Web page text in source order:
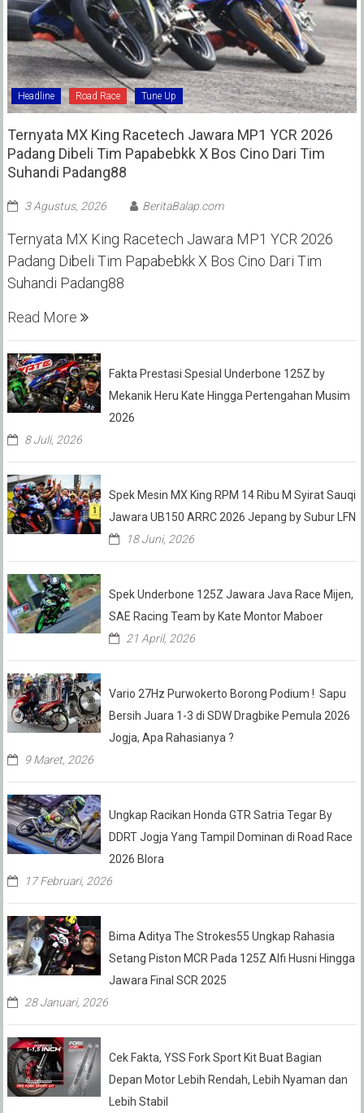
Headline Road Race Tune Up
Ternyata MX King Racetech Jawara MP1 YCR 2026
Padang Dibeli Tim Papabebkk X Bos Cino Dari Tim
Suhandi Padang88
3 Agustus, 2026 BeritaBalap.com
Ternyata MX King Racetech Jawara MP1 YCR 2026
Padang Dibeli Tim Papabebkk X Bos Cino Dari Tim
Suhandi Padang88
Read More
Fakta Prestasi Spesial Underbone 125Z by
Mekanik Heru Kate Hingga Pertengahan Musim
2026
8 Juli, 2026
Spek Mesin MX King RPM 14 Ribu M Syirat Sauqi
Jawara UB150 ARRC 2026 Jepang by Subur LFN
18 Juni, 2026
Spek Underbone 125Z Jawara Java Race Mijen,
SAE Racing Team by Kate Montor Maboer
21 April, 2026
Vario 27Hz Purwokerto Borong Podium ! Sapu
Bersih Juara 1-3 di SDW Dragbike Pemula 2026
Jogja, Apa Rahasianya ?
9 Maret, 2026
Ungkap Racikan Honda GTR Satria Tegar By
DDRT Jogja Yang Tampil Dominan di Road Race
2026 Blora
17 Februari, 2026
Bima Aditya The Strokes55 Ungkap Rahasia
Setang Piston MCR Pada 125Z Alfi Husni Hingga
Jawara Final SCR 2025
28 Januari, 2026
Cek Fakta, YSS Fork Sport Kit Buat Bagian
Depan Motor Lebih Rendah, Lebih Nyaman dan
Lebih Stabil